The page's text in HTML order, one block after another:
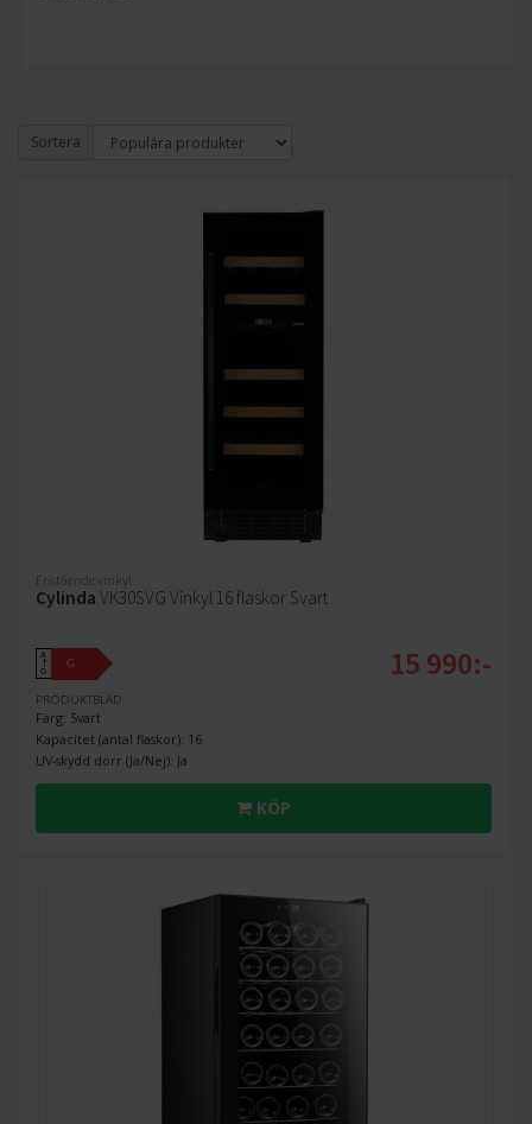
Sortera
Fristående vinkyl
Cylinda VK30SVG Vinkyl 16 flaskor Svart
A
↑
G
G
PRODUKTBLAD
Färg: Svart
Kapacitet (antal flaskor): 16
UV-skydd dörr (Ja/Nej): Ja
15 990:-
KÖP